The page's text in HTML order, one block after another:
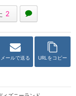
2
メールで送る URLをコピー